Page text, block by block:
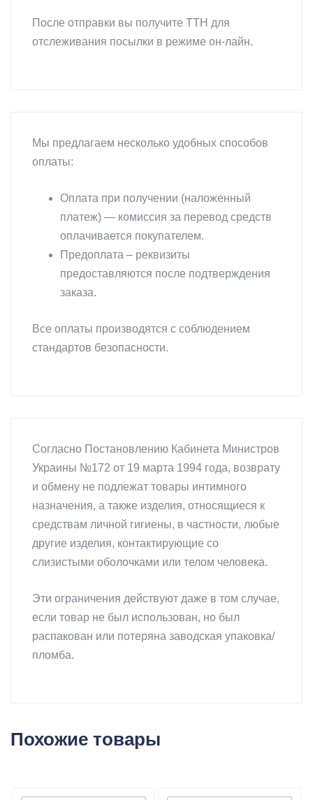
После отправки вы получите ТТН для
отслеживания посылки в режиме он-лайн.
Мы предлагаем несколько удобных способов
оплаты:
Оплата при получении (наложенный
платеж) — комиссия за перевод средств
оплачивается покупателем.
Предоплата – реквизиты
предоставляются после подтверждения
заказа.
Все оплаты производятся с соблюдением
стандартов безопасности.
Согласно Постановлению Кабинета Министров
Украины №172 от 19 марта 1994 года, возврату
и обмену не подлежат товары интимного
назначения, а также изделия, относящиеся к
средствам личной гигиены, в частности, любые
другие изделия, контактирующие со
слизистыми оболочками или телом человека.
Эти ограничения действуют даже в том случае,
если товар не был использован, но был
распакован или потеряна заводская упаковка/
пломба.
Похожие товары